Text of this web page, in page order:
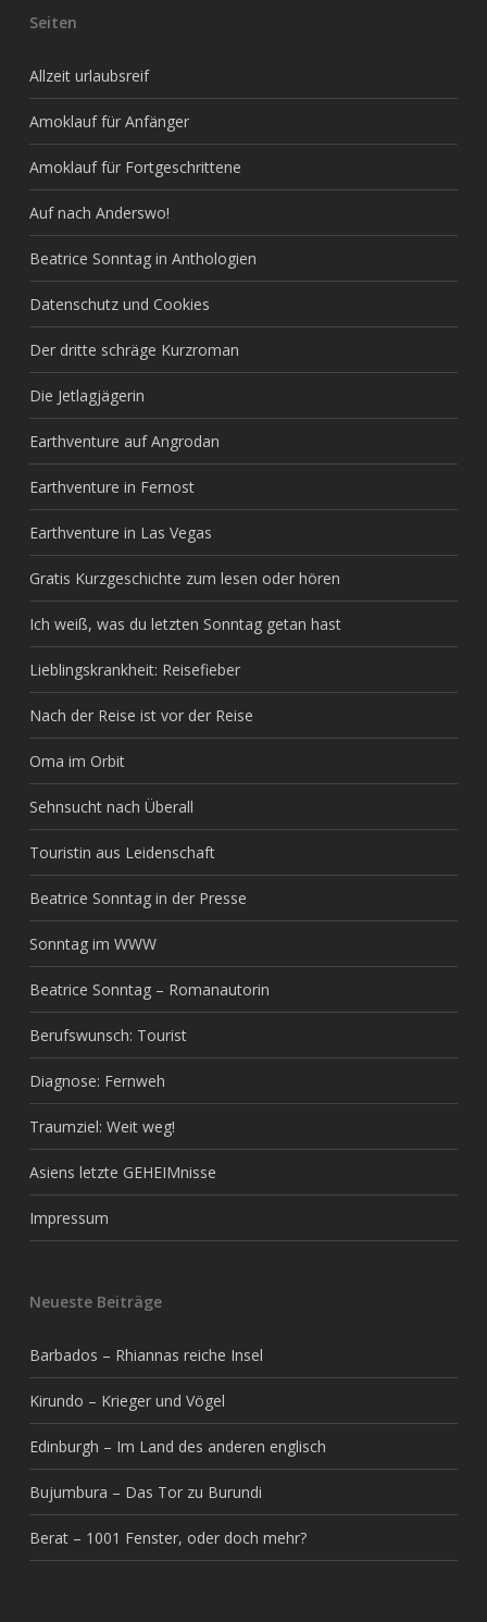
Seiten
Allzeit urlaubsreif
Amoklauf für Anfänger
Amoklauf für Fortgeschrittene
Auf nach Anderswo!
Beatrice Sonntag in Anthologien
Datenschutz und Cookies
Der dritte schräge Kurzroman
Die Jetlagjägerin
Earthventure auf Angrodan
Earthventure in Fernost
Earthventure in Las Vegas
Gratis Kurzgeschichte zum lesen oder hören
Ich weiß, was du letzten Sonntag getan hast
Lieblingskrankheit: Reisefieber
Nach der Reise ist vor der Reise
Oma im Orbit
Sehnsucht nach Überall
Touristin aus Leidenschaft
Beatrice Sonntag in der Presse
Sonntag im WWW
Beatrice Sonntag – Romanautorin
Berufswunsch: Tourist
Diagnose: Fernweh
Traumziel: Weit weg!
Asiens letzte GEHEIMnisse
Impressum
Neueste Beiträge
Barbados – Rhiannas reiche Insel
Kirundo – Krieger und Vögel
Edinburgh – Im Land des anderen englisch
Bujumbura – Das Tor zu Burundi
Berat – 1001 Fenster, oder doch mehr?